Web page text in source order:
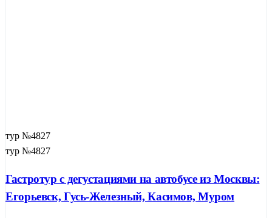
тур №4827
тур №4827
Гастротур с дегустациями на автобусе из Москвы:
Егорьевск, Гусь-Железный, Касимов, Муром